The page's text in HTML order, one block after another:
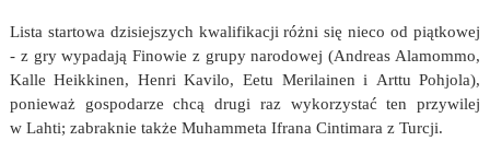
Lista startowa dzisiejszych kwalifikacji różni się nieco od piątkowej
- z gry wypadają Finowie z grupy narodowej (Andreas Alamommo,
Kalle Heikkinen, Henri Kavilo, Eetu Merilainen i Arttu Pohjola),
ponieważ gospodarze chcą drugi raz wykorzystać ten przywilej
w Lahti; zabraknie także Muhammeta Ifrana Cintimara z Turcji.